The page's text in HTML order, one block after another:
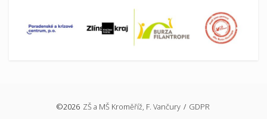
©2026 ZŠ a MŠ Kroměříž, F. Vančury / GDPR